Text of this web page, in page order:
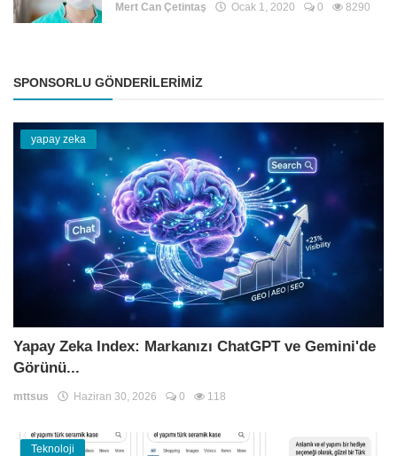
Mert Can Çetintaş Ocak 1, 2020 0 8290
SPONSORLU GÖNDERILERIMIZ
yapay zeka
Yapay Zeka Index: Markanızı ChatGPT ve Gemini'de
Görünü...
mttsus Haziran 30, 2026 0 118
Teknoloji